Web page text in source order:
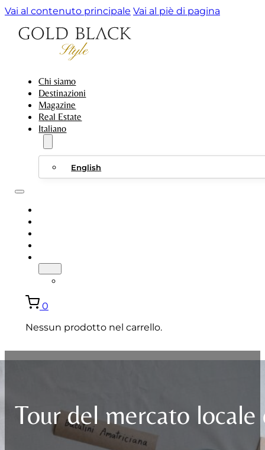
Vai al contenuto principale Vai al piè di pagina
Chi siamo
Destinazioni
Magazine
Real Estate
Italiano
English
0
Nessun prodotto nel carrello.
Tour del mercato